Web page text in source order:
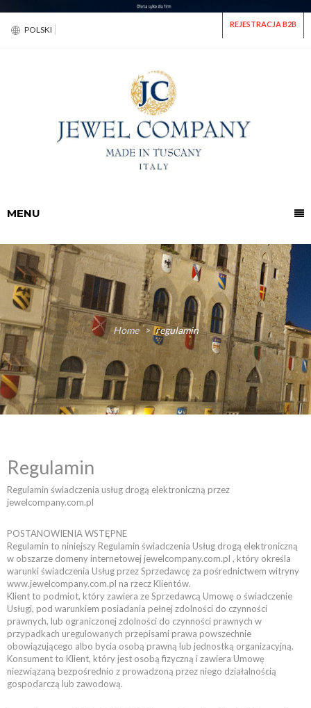
POLSKI
REJESTRACJA B2B
MENU
Home > regulamin
Regulamin
Regulamin świadczenia usług drogą elektroniczną przez
jewelcompany.com.pl
POSTANOWIENIA WSTĘPNE
Regulamin to niniejszy Regulamin świadczenia Usług drogą elektroniczną
w obszarze domeny internetowej jewelcompany.com.pl , który określa
warunki świadczenia Usług przez Sprzedawcę za pośrednictwem witryny
www.jewelcompany.com.pl na rzecz Klientów.
Klient to podmiot, który zawiera ze Sprzedawcą Umowę o świadczenie
Usługi, pod warunkiem posiadania pełnej zdolności do czynności
prawnych, lub ograniczonej zdolności do czynności prawnych w
przypadkach uregulowanych przepisami prawa powszechnie
obowiązującego albo bycia osobą prawną lub jednostką organizacyjną.
Konsument to Klient, który jest osobą fizyczną i zawiera Umowę
niezwiązaną bezpośrednio z prowadzoną przez niego działalnością
gospodarczą lub zawodową.